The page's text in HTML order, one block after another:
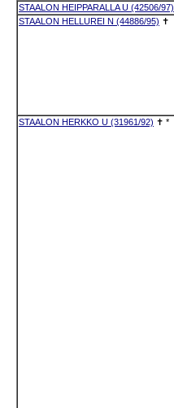
STAALON HEIPPARALLA U (42506/97)
STAALON HELLUREI N (44886/95) ✝
STAALON HERKKO U (31961/92) ✝ *